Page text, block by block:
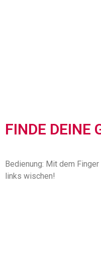
FINDE DEINE
Bedienung: Mit dem
links wischen!